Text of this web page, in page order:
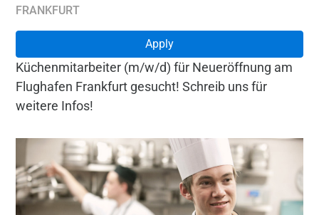
FRANKFURT
Apply
Küchenmitarbeiter (m/w/d) für Neueröffnung am
Flughafen Frankfurt gesucht! Schreib uns für
weitere Infos!